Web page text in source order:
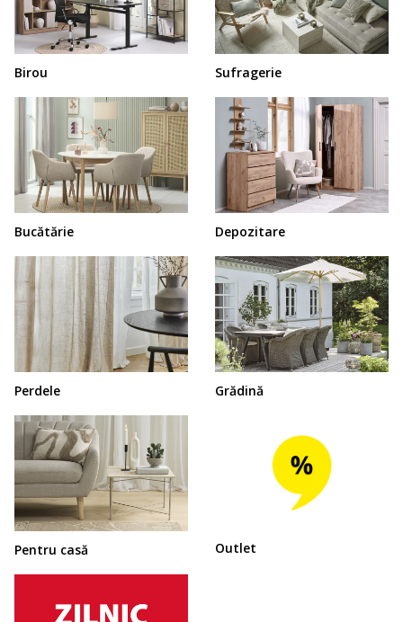
Birou Sufragerie
Bucătărie Depozitare
Perdele Grădină
Pentru casă Outlet